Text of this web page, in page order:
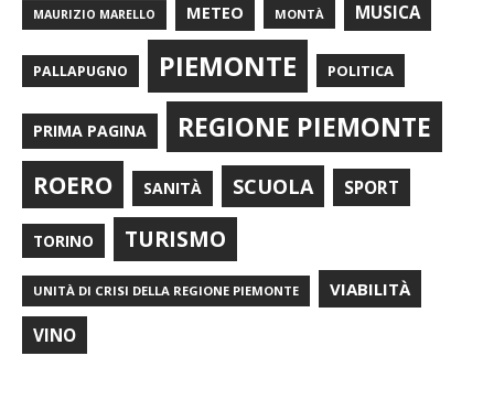
MAURIZIO MARELLO METEO MONTÀ MUSICA
PALLAPUGNO PIEMONTE POLITICA
PRIMA PAGINA REGIONE PIEMONTE
ROERO SANITÀ SCUOLA SPORT
TORINO TURISMO
UNITÀ DI CRISI DELLA REGIONE PIEMONTE VIABILITÀ
VINO